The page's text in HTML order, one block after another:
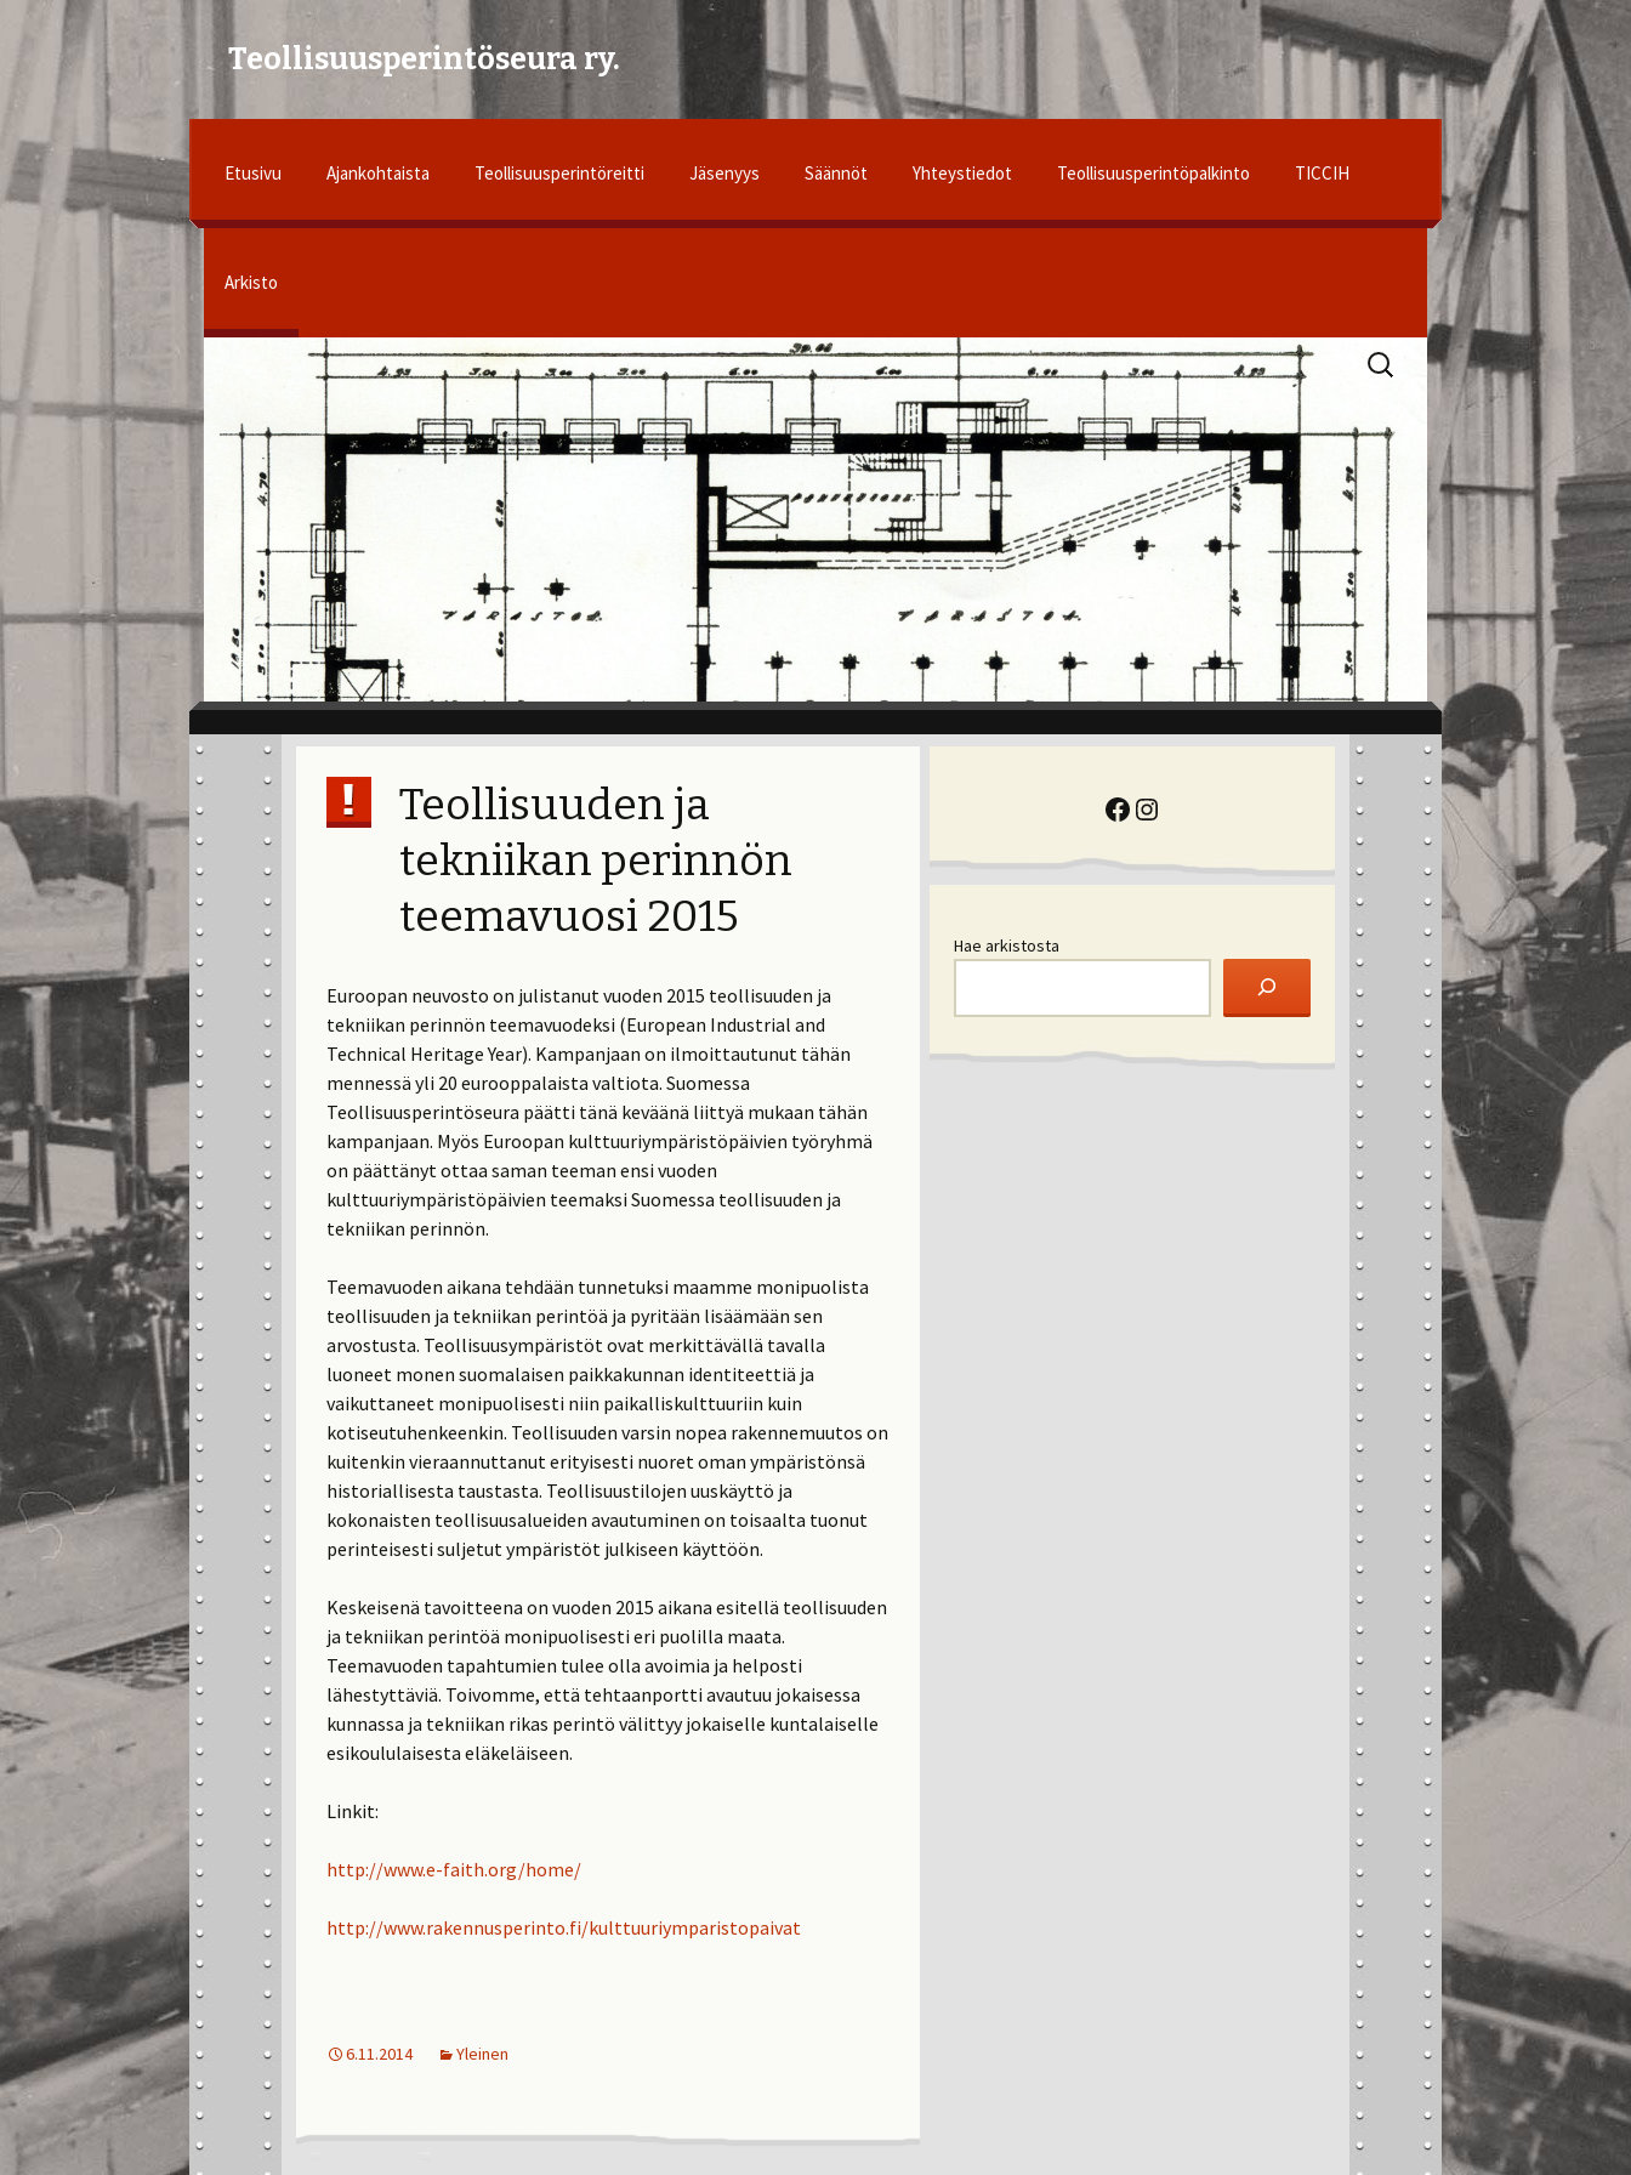
Teollisuusperintöseura ry.
Etusivu Ajankohtaista Teollisuusperintöreitti Jäsenyys Säännöt Yhteystiedot Teollisuusperintöpalkinto TICCIH
Arkisto
Haku:
Teollisuusperintöseura ry
Teollisuuden ja
tekniikan perinnön
teemavuosi 2015
Euroopan neuvosto on julistanut vuoden 2015 teollisuuden ja
tekniikan perinnön teemavuodeksi (European Industrial and
Technical Heritage Year). Kampanjaan on ilmoittautunut tähän
mennessä yli 20 eurooppalaista valtiota. Suomessa
Teollisuusperintöseura päätti tänä keväänä liittyä mukaan tähän
kampanjaan. Myös Euroopan kulttuuriympäristöpäivien työryhmä
on päättänyt ottaa saman teeman ensi vuoden
kulttuuriympäristöpäivien teemaksi Suomessa teollisuuden ja
tekniikan perinnön.
Teemavuoden aikana tehdään tunnetuksi maamme monipuolista
teollisuuden ja tekniikan perintöä ja pyritään lisäämään sen
arvostusta. Teollisuusympäristöt ovat merkittävällä tavalla
luoneet monen suomalaisen paikkakunnan identiteettiä ja
vaikuttaneet monipuolisesti niin paikalliskulttuuriin kuin
kotiseutuhenkeenkin. Teollisuuden varsin nopea rakennemuutos on
kuitenkin vieraannuttanut erityisesti nuoret oman ympäristönsä
historiallisesta taustasta. Teollisuustilojen uuskäyttö ja
kokonaisten teollisuusalueiden avautuminen on toisaalta tuonut
perinteisesti suljetut ympäristöt julkiseen käyttöön.
Keskeisenä tavoitteena on vuoden 2015 aikana esitellä teollisuuden
ja tekniikan perintöä monipuolisesti eri puolilla maata.
Teemavuoden tapahtumien tulee olla avoimia ja helposti
lähestyttäviä. Toivomme, että tehtaanportti avautuu jokaisessa
kunnassa ja tekniikan rikas perintö välittyy jokaiselle kuntalaiselle
esikoululaisesta eläkeläiseen.
Linkit:
http://www.e-faith.org/home/
http://www.rakennusperinto.fi/kulttuuriymparistopaivat
6.11.2014 Yleinen
Facebook
Instagram
Hae arkistosta